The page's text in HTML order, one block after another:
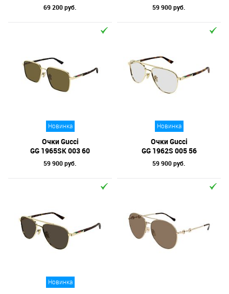
69 200 руб. 59 900 руб.
Новинка
Очки Gucci
GG 1965SK 003 60
59 900 руб.
Новинка
Очки Gucci
GG 1962S 005 56
59 900 руб.
Новинка